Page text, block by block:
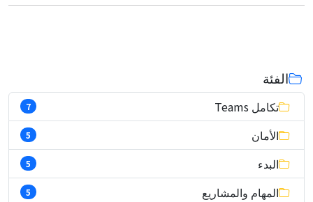
الفئة
تكامل Teams 7
الأمان 5
البدء 5
المهام والمشاريع 5